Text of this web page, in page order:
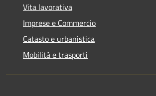
Vita lavorativa
Imprese e Commercio
Catasto e urbanistica
Mobilità e trasporti